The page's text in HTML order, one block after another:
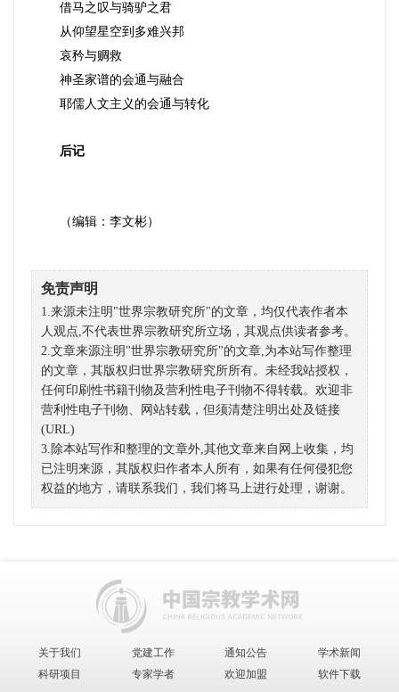
借马之叹与骑驴之君
从仰望星空到多难兴邦
哀矜与赒救
神圣家谱的会通与融合
耶儒人文主义的会通与转化
后记
（编辑：李文彬）
免责声明
1.来源未注明"世界宗教研究所"的文章，均仅代表作者本
人观点,不代表世界宗教研究所立场，其观点供读者参考。
2.文章来源注明"世界宗教研究所"的文章,为本站写作整理
的文章，其版权归世界宗教研究所所有。未经我站授权，
任何印刷性书籍刊物及营利性电子刊物不得转载。欢迎非
营利性电子刊物、网站转载，但须清楚注明出处及链接
(URL)
3.除本站写作和整理的文章外,其他文章来自网上收集，均
已注明来源，其版权归作者本人所有，如果有任何侵犯您
权益的地方，请联系我们，我们将马上进行处理，谢谢。
关于我们 党建工作 通知公告
学术新闻
科研项目
专家学者 欢迎加盟 软件下载